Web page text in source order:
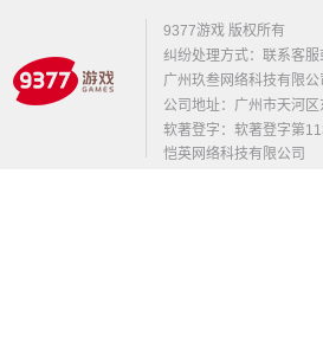
9377游戏 版权所有
纠纷处理方式：联系客服
广州玖叁网络科技有限
公司地址：广州市天河
软著登字：软著登字第
恺英网络科技有限公司